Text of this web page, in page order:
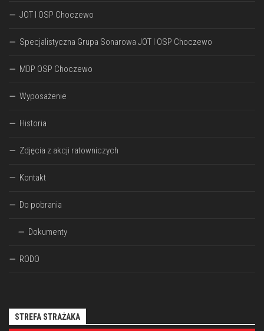
JOT I OSP Choczewo
Specjalistyczna Grupa Sonarowa JOT I OSP Choczewo
MDP OSP Choczewo
Wyposażenie
Historia
Zdjęcia z akcji ratowniczych
Kontakt
Do pobrania
Dokumenty
RODO
STREFA STRAŻAKA